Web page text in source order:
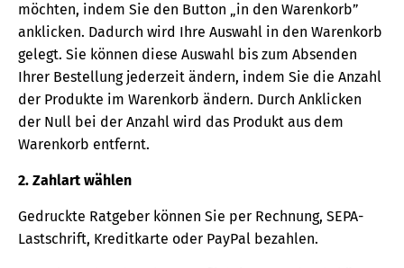
möchten, indem Sie den Button „in den Warenkorb”
anklicken. Dadurch wird Ihre Auswahl in den Warenkorb
gelegt. Sie können diese Auswahl bis zum Absenden
Ihrer Bestellung jederzeit ändern, indem Sie die Anzahl
der Produkte im Warenkorb ändern. Durch Anklicken
der Null bei der Anzahl wird das Produkt aus dem
Warenkorb entfernt.
2. Zahlart wählen
Gedruckte Ratgeber können Sie per Rechnung, SEPA-
Lastschrift, Kreditkarte oder PayPal bezahlen.